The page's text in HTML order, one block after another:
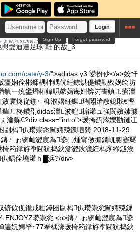
Login
Forgot password
Sign Up
與
よ
愛
あい
迪
てき
達
たち
足
あし
球
たま
鞋
わらじ
的
てき
故
ゆえ
_3
cate/y-3/">adidas y3 鍙扮仯</a>姣忓
疆娴佺郴鍒楀柈鍝侊紝鐐烘偍鐨勭敓娲绘坊
鎮ㄧ殑鐢熸椿鍏呮豢娲诲姏锛岃畵鎮ㄦ瘡澶
寰炵従鍦ㄩ枊濮嬶紝鏁珛闂滄敞鎴戝€慳
ㄦ柊鐨刟didas澶波鍠搧浠ュ強閬嬪嫊璩
瀹躲€?div class="intro">瑗挎箹涔嬫勘鏈冮
剾杩仈瓒崇悆闉嬬殑鏁呬簨 2018-11-29
ㄥぉ锛屾澀宸為鍌㈠煄甯傚搧鐗屼腑蹇冩
箹鐣斿壍閫犺捣鈥滄澀鈥濓紝杩庝締鐩涘
仈鍝佺墝浠ｈ█浜?/div>
锛佽伣鑱戒粬鑸囨剾杩仈瓒崇悆闉嬬殑鏁
ENJOYZ瓒崇悆 <p>鏄ㄥぉ锛屾澀宸為鍌
遍妧娉癷n77搴楀湪瑗挎箹鐣斿壍閫犺捣鈥